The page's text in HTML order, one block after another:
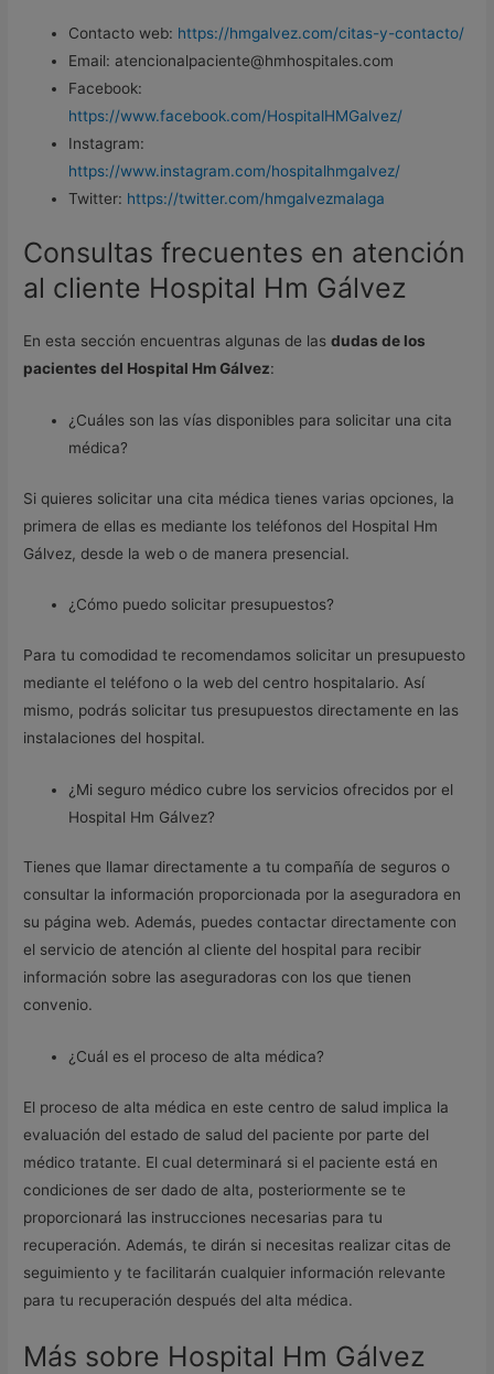
Contacto web: https://hmgalvez.com/citas-y-contacto/
Email: atencionalpaciente@hmhospitales.com
Facebook:
https://www.facebook.com/HospitalHMGalvez/
Instagram:
https://www.instagram.com/hospitalhmgalvez/
Twitter: https://twitter.com/hmgalvezmalaga
Consultas frecuentes en atención
al cliente Hospital Hm Gálvez
En esta sección encuentras algunas de lasdudas de los
pacientes del Hospital Hm Gálvez:
¿Cuáles son las vías disponibles para solicitar una cita
médica?
Si quieres solicitar una cita médica tienes varias opciones, la
primera de ellas es mediante los teléfonos del Hospital Hm
Gálvez, desde la web o de manera presencial.
¿Cómo puedo solicitar presupuestos?
Para tu comodidad te recomendamos solicitar un presupuesto
mediante el teléfono o la web del centro hospitalario. Así
mismo, podrás solicitar tus presupuestos directamente en las
instalaciones del hospital.
¿Mi seguro médico cubre los servicios ofrecidos por el
Hospital Hm Gálvez?
Tienes que llamar directamente a tu compañía de seguros o
consultar la información proporcionada por la aseguradora en
su página web. Además, puedes contactar directamente con
el servicio de atención al cliente del hospital para recibir
información sobre las aseguradoras con los que tienen
convenio.
¿Cuál es el proceso de alta médica?
El proceso de alta médica en este centro de salud implica la
evaluación del estado de salud del paciente por parte del
médico tratante. El cual determinará si el paciente está en
condiciones de ser dado de alta, posteriormente se te
proporcionará las instrucciones necesarias para tu
recuperación. Además, te dirán si necesitas realizar citas de
seguimiento y te facilitarán cualquier información relevante
para tu recuperación después del alta médica.
Más sobre Hospital Hm Gálvez